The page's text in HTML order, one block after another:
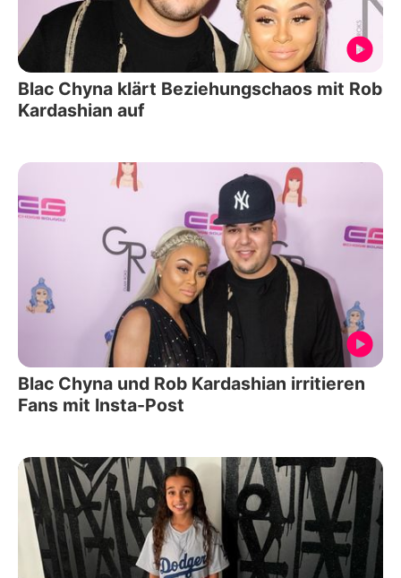
Blac Chyna klärt Beziehungschaos mit Rob
Kardashian auf
Blac Chyna und Rob Kardashian irritieren
Fans mit Insta-Post